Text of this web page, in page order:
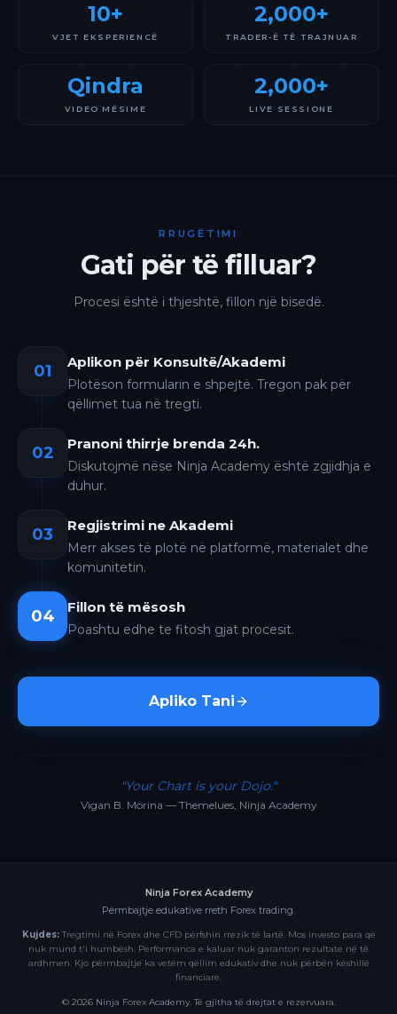
10+
VJET EKSPERIENCË
2,000+
TRADER-Ë TË TRAJNUAR
Qindra
VIDEO MËSIME
2,000+
LIVE SESSIONE
RRUGËTIMI
Gati për të filluar?
Procesi është i thjeshtë, fillon një bisedë.
01 Aplikon për Konsultë/Akademi
Plotëson formularin e shpejtë. Tregon pak për
qëllimet tua në tregti.
02 Pranoni thirrje brenda 24h.
Diskutojmë nëse Ninja Academy është zgjidhja e
duhur.
03 Regjistrimi ne Akademi
Merr akses të plotë në platformë, materialet dhe
komunitetin.
04 Fillon të mësosh
Poashtu edhe te fitosh gjat procesit.
Apliko Tani
"Your Chart is your Dojo."
Vigan B. Morina — Themelues, Ninja Academy
Ninja Forex Academy
Përmbajtje edukative rreth Forex trading.
Kujdes:Tregtimi në Forex dhe CFD përfshin rrezik të lartë. Mos investo para që
nuk mund t'i humbësh. Performanca e kaluar nuk garanton rezultate në të
ardhmen. Kjo përmbajtje ka vetëm qëllim edukativ dhe nuk përbën këshillë
financiare.
© 2026Ninja Forex Academy. Të gjitha të drejtat e rezervuara.